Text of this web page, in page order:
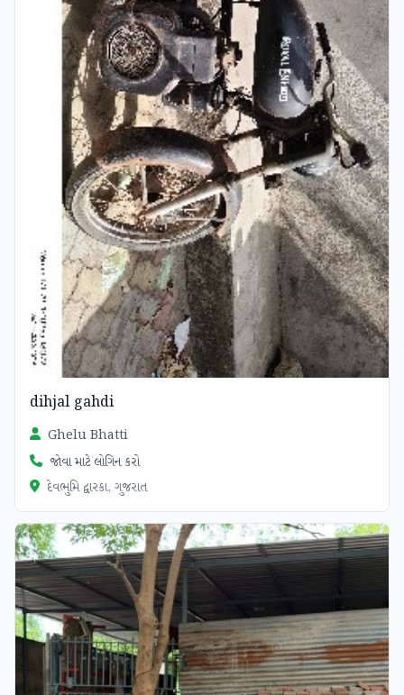
dihjal gahdi
Ghelu Bhatti
જોવા માટે લોગિન કરો
દેવભુમિ દ્વારકા, ગુજરાત